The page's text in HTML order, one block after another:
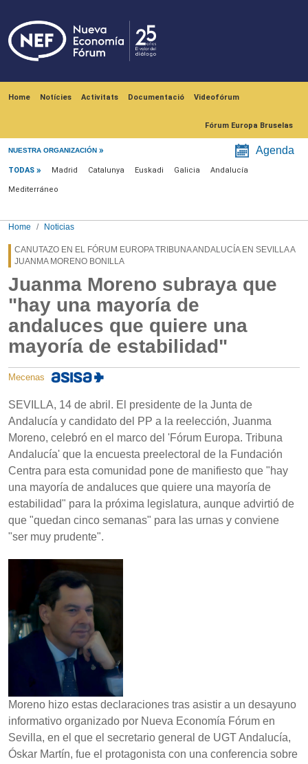
Home Notícies Activitats Documentació Videofórum
Fórum Europa Bruselas
NUESTRA ORGANIZACIÓN Agenda
Menú noticias
TODAS Madrid Catalunya Euskadi Galicia Andalucía
Mediterráneo
Home Noticias
CANUTAZO EN EL FÓRUM EUROPA TRIBUNA ANDALUCÍA EN SEVILLA A
JUANMA MORENO BONILLA
Juanma Moreno subraya que
"hay una mayoría de
andaluces que quiere una
mayoría de estabilidad"
Mecenas
SEVILLA, 14 de abril. El presidente de la Junta de
Andalucía y candidato del PP a la reelección, Juanma
Moreno, celebró en el marco del 'Fórum Europa. Tribuna
Andalucía' que la encuesta preelectoral de la Fundación
Centra para esta comunidad pone de manifiesto que "hay
una mayoría de andaluces que quiere una mayoría de
estabilidad" para la próxima legislatura, aunque advirtió de
que "quedan cinco semanas" para las urnas y conviene
"ser muy prudente".
Moreno hizo estas declaraciones tras asistir a un desayuno
informativo organizado por Nueva Economía Fórum en
Sevilla, en el que el secretario general de UGT Andalucía,
Óskar Martín, fue el protagonista con una conferencia sobre